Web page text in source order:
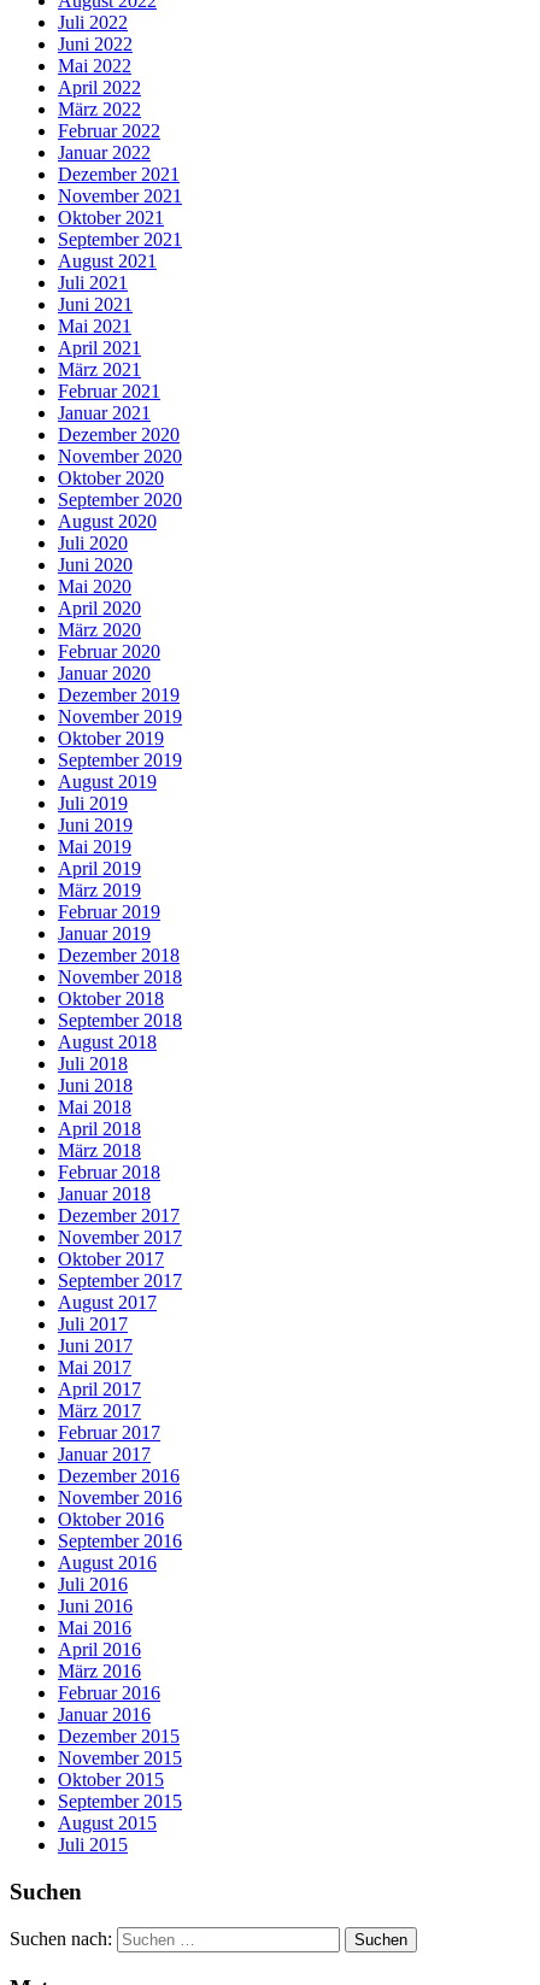
Juli 2022
Juni 2022
Mai 2022
April 2022
März 2022
Februar 2022
Januar 2022
Dezember 2021
November 2021
Oktober 2021
September 2021
August 2021
Juli 2021
Juni 2021
Mai 2021
April 2021
März 2021
Februar 2021
Januar 2021
Dezember 2020
November 2020
Oktober 2020
September 2020
August 2020
Juli 2020
Juni 2020
Mai 2020
April 2020
März 2020
Februar 2020
Januar 2020
Dezember 2019
November 2019
Oktober 2019
September 2019
August 2019
Juli 2019
Juni 2019
Mai 2019
April 2019
März 2019
Februar 2019
Januar 2019
Dezember 2018
November 2018
Oktober 2018
September 2018
August 2018
Juli 2018
Juni 2018
Mai 2018
April 2018
März 2018
Februar 2018
Januar 2018
Dezember 2017
November 2017
Oktober 2017
September 2017
August 2017
Juli 2017
Juni 2017
Mai 2017
April 2017
März 2017
Februar 2017
Januar 2017
Dezember 2016
November 2016
Oktober 2016
September 2016
August 2016
Juli 2016
Juni 2016
Mai 2016
April 2016
März 2016
Februar 2016
Januar 2016
Dezember 2015
November 2015
Oktober 2015
September 2015
August 2015
Juli 2015
Suchen
Suchen nach: